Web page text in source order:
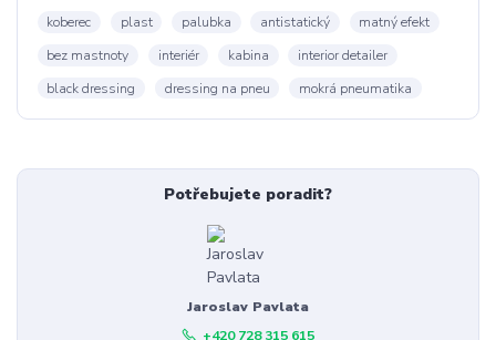
koberec
plast palubka antistatický
matný efekt
bez mastnoty
interiér kabina
interior detailer
black dressing
dressing na pneu mokrá pneumatika
Potřebujete poradit?
Jaroslav Pavlata
+420 728 315 615